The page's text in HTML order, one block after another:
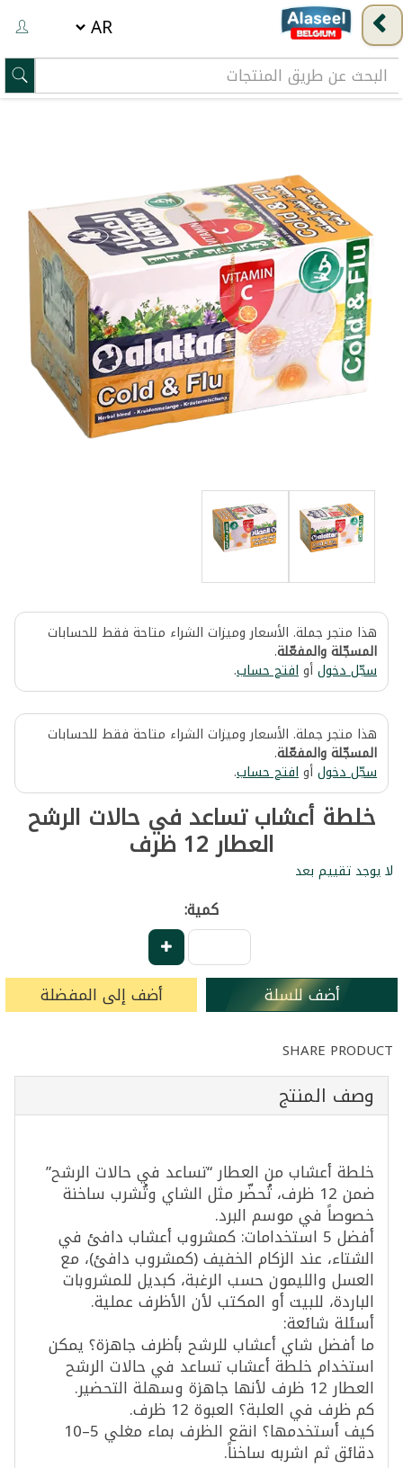
هذا متجر جملة. الأسعار وميزات الشراء متاحة فقط للحسابات
المسجّلة والمفعّلة.
سجّل دخولأوافتح حساب.
هذا متجر جملة. الأسعار وميزات الشراء متاحة فقط للحسابات
المسجّلة والمفعّلة.
سجّل دخولأوافتح حساب.
خلطة أعشاب تساعد في حالات الرشح
العطار 12 ظرف
لا يوجد تقييم بعد
كمية:
أضف للسلة أضف إلى المفضلة
SHARE PRODUCT
وصف المنتج
خلطة أعشاب من العطار “تساعد في حالات الرشح”
ضمن 12 ظرف، تُحضّر مثل الشاي وتُشرب ساخنة
خصوصاً في موسم البرد.
أفضل 5 استخدامات: كمشروب أعشاب دافئ في
الشتاء، عند الزكام الخفيف (كمشروب دافئ)، مع
العسل والليمون حسب الرغبة، كبديل للمشروبات
الباردة، للبيت أو المكتب لأن الأظرف عملية.
أسئلة شائعة:
ما أفضل شاي أعشاب للرشح بأظرف جاهزة؟ يمكن
استخدام خلطة أعشاب تساعد في حالات الرشح
العطار 12 ظرف لأنها جاهزة وسهلة التحضير.
كم ظرف في العلبة؟ العبوة 12 ظرف.
كيف أستخدمها؟ انقع الظرف بماء مغلي 5–10
دقائق ثم اشربه ساخناً.